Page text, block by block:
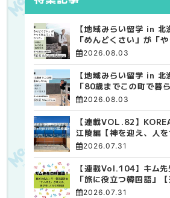
【地域みらい留学 in 北
「めんどくさい」が「
よう」に変わった。 十勝
自由な高校生活
2026.08.03
【地域みらい留学 in 北
「80歳までこの町で暮
い」 標津高校で踏み出し
2026.08.03
【連載VOL.82】
江陵編【神を迎え、人を
時間 ― 江陵端午祭 】
2026.07.31
【連載Vol.104】キム先
「旅に役立つ韓国語」
尾について その4】
2026.07.31